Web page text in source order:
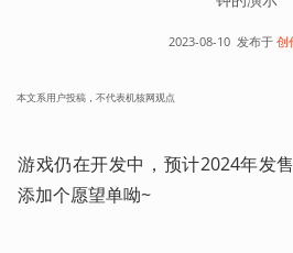
2023-08-10 发布于 创
本文系用户投稿，不代表机核网观点
游戏仍在开发中，预计2024年发
添加个愿望单呦~